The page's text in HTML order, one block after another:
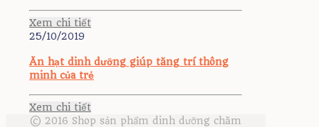
Xem chi tiết
25/10/2019
Ăn hạt dinh dưỡng giúp tăng trí thông
minh của trẻ
Xem chi tiết
© 2016 Shop sản phẩm dinh dưỡng chăm